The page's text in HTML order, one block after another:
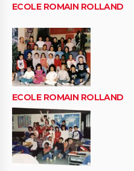
ECOLE ROMAIN ROLLAND
ECOLE ROMAIN ROLLAND